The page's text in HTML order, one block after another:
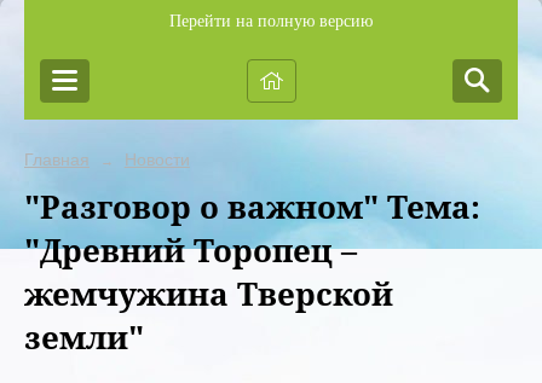
Перейти на полную версию
Главная → Новости
"Разговор о важном" Тема:
"Древний Торопец –
жемчужина Тверской
земли"